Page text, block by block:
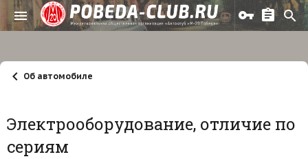
Об автомобиле
Электрооборудование, отличие по
сериям